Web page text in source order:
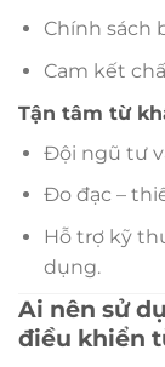
Chính sách
Cam kết
Tận tâm từ
Đội ngũ tư
Đo đạc –
Hỗ trợ kỹ
dụng.
Ai nên sử
điều khiển